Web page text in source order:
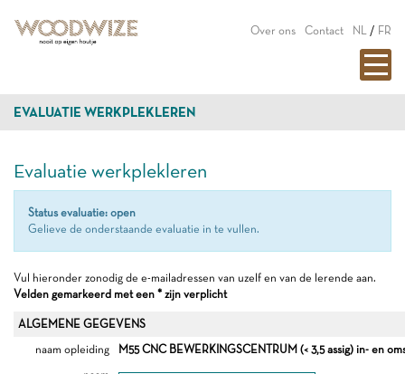
Over ons Contact NL / FR
EVALUATIE WERKPLEKLEREN
Evaluatie werkplekleren
Status evaluatie: open
Gelieve de onderstaande evaluatie in te vullen.
Vul hieronder zonodig de e-mailadressen van uzelf en van de lerende aan.
Velden gemarkeerd met een * zijn verplicht
ALGEMENE GEGEVENS
naam opleiding
M55 CNC BEWERKINGSCENTRUM (< 3,5 assig) in- en